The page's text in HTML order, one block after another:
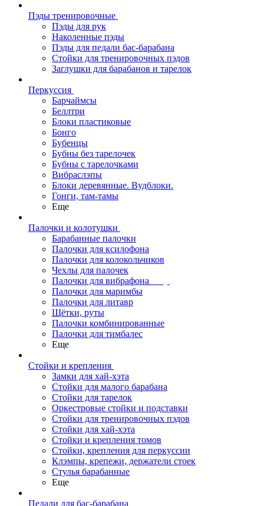
Пэды тренировочные
Пэды для рук
Наколенные пэды
Пэды для педали бас-барабана
Стойки для тренировочных пэдов
Заглушки для барабанов и тарелок
Перкуссия
Барчаймсы
Беллтри
Блоки пластиковые
Бонго
Бубенцы
Бубны без тарелочек
Бубны с тарелочками
Вибраслэпы
Блоки деревянные. Вудблоки.
Гонги, там-тамы
Еще
Палочки и колотушки
Барабанные палочки
Палочки для ксилофона
Палочки для колокольчиков
Чехлы для палочек
Палочки для вибрафона
Палочки для маримбы
Палочки для литавр
Щётки, руты
Палочки комбинированные
Палочки для тимбалес
Еще
Стойки и крепления
Замки для хай-хэта
Стойки для малого барабана
Стойки для тарелок
Оркестровые стойки и подставки
Стойки для тренировочных пэдов
Стойки для хай-хэта
Стойки и крепления томов
Стойки, крепления для перкуссии
Клэмпы, крепежи, держатели стоек
Стулья барабанные
Еще
Педали для бас-барабана